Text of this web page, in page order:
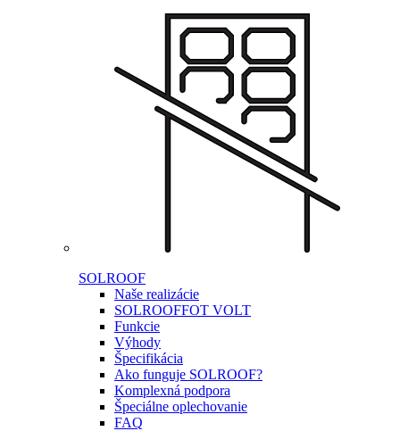
SOLROOF
Naše realizácie
SOLROOFFOT VOLT
Funkcie
Výhody
Špecifikácia
Ako funguje SOLROOF?
Komplexná podpora
Špeciálne oplechovanie
FAQ